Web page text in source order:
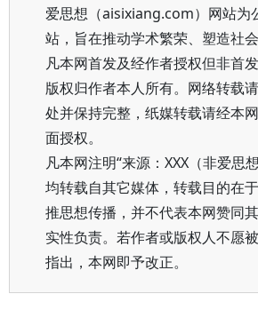
爱思想（aisixiang.com）网站为
站，旨在推动学术繁荣、塑造社会
凡本网首发及经作者授权但非首
版权归作者本人所有。网络转载
处并保持完整，纸媒转载请经本
面授权。
凡本网注明“来源：XXX（非爱思
均转载自其它媒体，转载目的在
推思想传播，并不代表本网赞同
实性负责。若作者或版权人不愿
指出，本网即予改正。